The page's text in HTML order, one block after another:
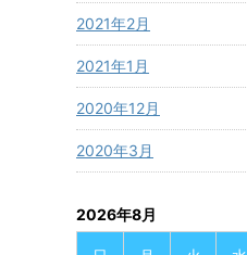
2021年2月
2021年1月
2020年12月
2020年3月
2026年8月